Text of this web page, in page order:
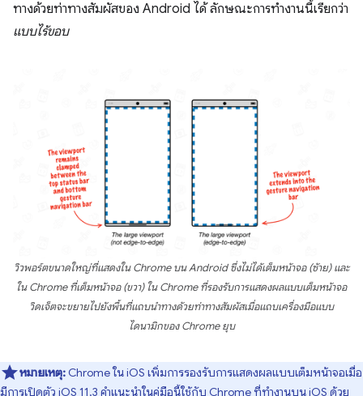
ทางด้วยท่าทางสัมผัสของ Android ได้ ลักษณะการทำงานนี้เรียกว่า
แบบไร้ขอบ
วิวพอร์ตขนาดใหญ่ที่แสดงใน Chrome บน Android ซึ่งไม่ได้เต็มหน้าจอ (ซ้าย) และ
ใน Chrome ที่เต็มหน้าจอ (ขวา) ใน Chrome ที่รองรับการแสดงผลแบบเต็มหน้าจอ
วิดเจ็ตจะขยายไปยังพื้นที่แถบนำทางด้วยท่าทางสัมผัสเมื่อแถบเครื่องมือแบบ
ไดนามิกของ Chrome ยุบ
หมายเหตุ: Chrome ใน iOS เพิ่มการรองรับการแสดงผลแบบเต็มหน้าจอเมื่อ
มีการเปิดตัว iOS 11.3 คําแนะนําในคู่มือนี้ใช้กับ Chrome ที่ทํางานบน iOS ด้วย